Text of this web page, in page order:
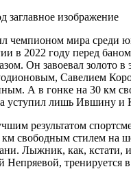
заглавное изображение
чемпионом мира среди
в 2022 году перед
Он завоевал золото в
Савелием
А в гонке на 30 км
уступил лишь Ившину и
результатом
км свободным стилем на
Лыжник, как, кстати,
Непряевой, тренируется